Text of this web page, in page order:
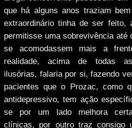
que há alguns anos traziam
extraordinário tinha de ser feito,
permitisse uma sobrevivência até
se acomodassem mais a
realidade, acima de todas
ilusórias, falaria por si, fazendo
pacientes que o Prozac, como
antidepressivo, tem ação
se por um lado melhora
clínicas, por outro traz consigo